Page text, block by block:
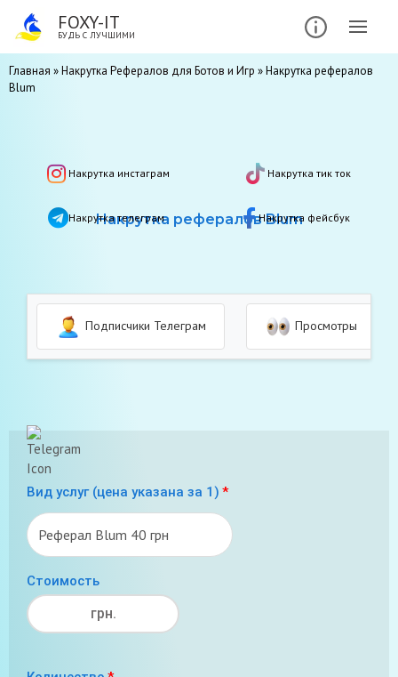
FOXY-IT
БУДЬ С ЛУЧШИМИ
Главная »Накрутка Рефералов для Ботов и Игр »Накрутка рефералов
Blum
Накрутка инстаграм Накрутка тик ток
Накрутка телеграм Накрутка фейсбук
Накрутка рефералов Blum
Подписчики Телеграм Просмотры
Вид услуг (цена указана за 1)
Стоимость
грн.